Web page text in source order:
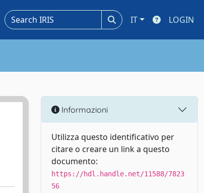
IT LOGIN
Informazioni
Utilizza questo identificativo per
citare o creare un link a questo
documento:
https://hdl.handle.net/11588/7823
56